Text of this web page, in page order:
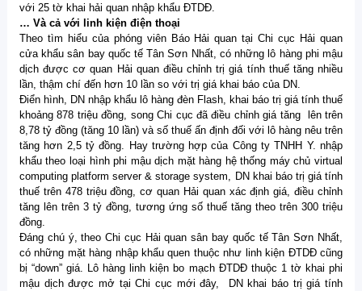
với 25 tờ khai hải quan nhập khẩu ĐTDĐ.
… Và cả với linh kiện điện thoại
Theo tìm hiểu của phóng viên Báo Hải quan tại Chi cục Hải quan
cửa khẩu sân bay quốc tế Tân Sơn Nhất, có những lô hàng phi mậu
dịch được cơ quan Hải quan điều chỉnh trị giá tính thuế tăng nhiều
lần, thậm chí đến hơn 10 lần so với trị giá khai báo của DN.
Điển hình, DN nhập khẩu lô hàng đèn Flash, khai báo trị giá tính thuế
khoảng 878 triệu đồng, song Chi cục đã điều chỉnh giá tăng lên trên
8,78 tỷ đồng (tăng 10 lần) và số thuế ấn định đối với lô hàng nêu trên
tăng hơn 2,5 tỷ đồng. Hay trường hợp của Công ty TNHH Y. nhập
khẩu theo loại hình phi mậu dịch mặt hàng hệ thống máy chủ virtual
computing platform server & storage system, DN khai báo trị giá tính
thuế trên 478 triệu đồng, cơ quan Hải quan xác định giá, điều chỉnh
tăng lên trên 3 tỷ đồng, tương ứng số thuế tăng theo trên 300 triệu
đồng.
Đáng chú ý, theo Chi cục Hải quan sân bay quốc tế Tân Sơn Nhất,
có những mặt hàng nhập khẩu quen thuộc như linh kiện ĐTDĐ cũng
bị “down” giá. Lô hàng linh kiện bo mạch ĐTDĐ thuộc 1 tờ khai phi
mậu dịch được mở tại Chi cục mới đây, DN khai báo trị giá tính